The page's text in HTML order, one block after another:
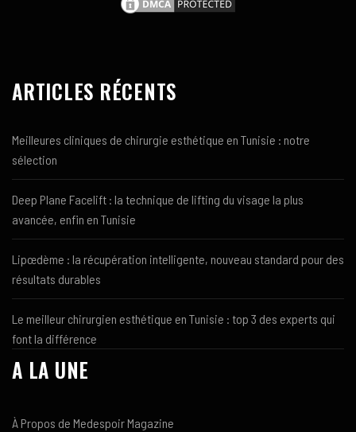
ARTICLES RÉCENTS
Meilleures cliniques de chirurgie esthétique en Tunisie : notre
sélection
Deep Plane Facelift : la technique de lifting du visage la plus
avancée, enfin en Tunisie
Lipœdème : la récupération intelligente, nouveau standard pour des
résultats durables
Le meilleur chirurgien esthétique en Tunisie : top 3 des experts qui
font la différence
A LA UNE
À Propos de Medespoir Magazine